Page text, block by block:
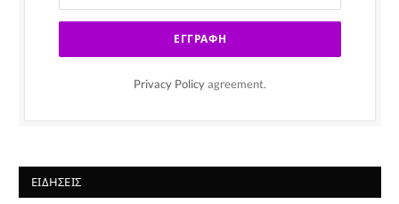
Privacy Policy agreement.
ΕΙΔΉΣΕΙΣ